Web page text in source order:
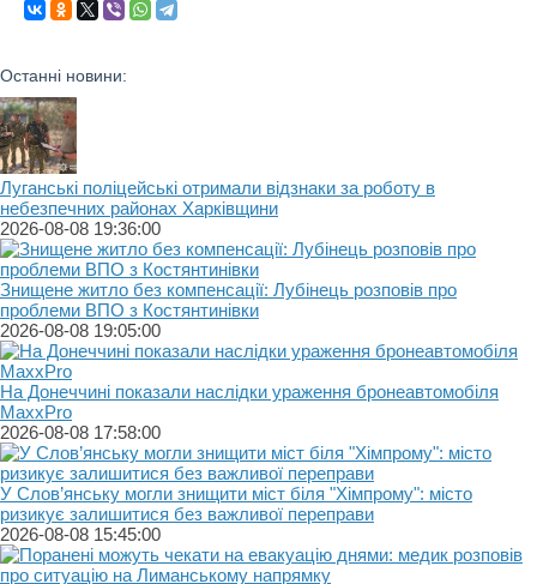
Останні новини:
Луганські поліцейські отримали відзнаки за роботу в
небезпечних районах Харківщини
2026-08-08 19:36:00
Знищене житло без компенсації: Лубінець розповів про
проблеми ВПО з Костянтинівки
2026-08-08 19:05:00
На Донеччині показали наслідки ураження бронеавтомобіля
MaxxPro
2026-08-08 17:58:00
У Слов’янську могли знищити міст біля "Хімпрому": місто
ризикує залишитися без важливої переправи
2026-08-08 15:45:00